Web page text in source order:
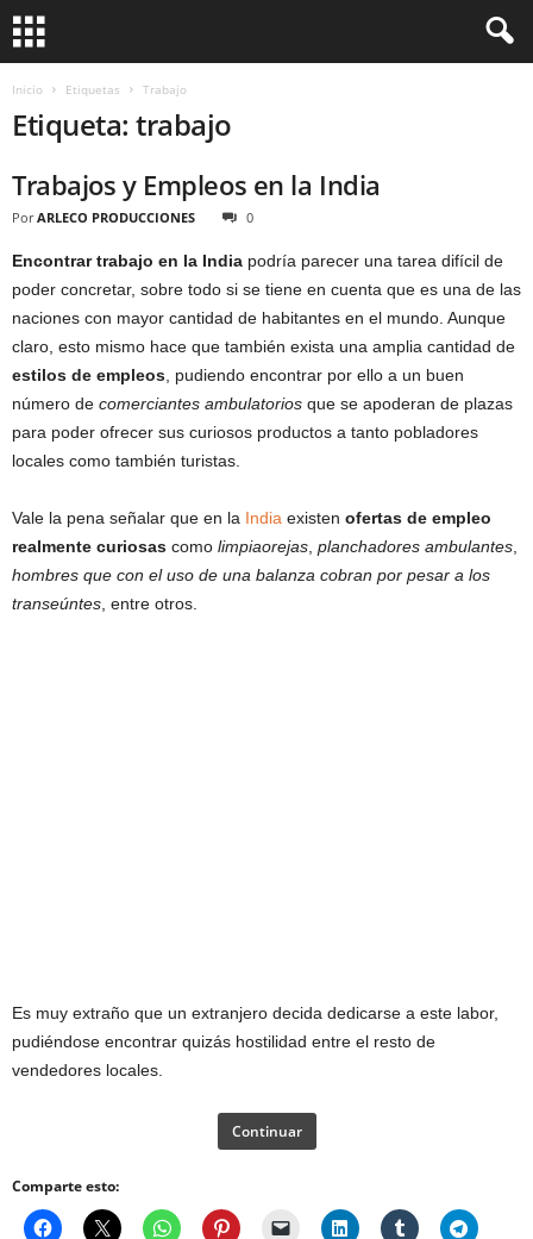
Inicio Etiquetas Trabajo
Etiqueta: trabajo
Trabajos y Empleos en la India
Por ARLECO PRODUCCIONES 0
Encontrar trabajo en la India podría parecer una tarea difícil de
poder concretar, sobre todo si se tiene en cuenta que es una de las
naciones con mayor cantidad de habitantes en el mundo. Aunque
claro, esto mismo hace que también exista una amplia cantidad de
estilos de empleos , pudiendo encontrar por ello a un buen
número de comerciantes ambulatorios que se apoderan de plazas
para poder ofrecer sus curiosos productos a tanto pobladores
locales como también turistas.
Vale la pena señalar que en la India existen ofertas de empleo
realmente curiosas como limpiaorejas planchadores ambulantes
hombres que con el uso de una balanza cobran por pesar a los
transeúntes , entre otros.
Es muy extraño que un extranjero decida dedicarse a este labor,
pudiéndose encontrar quizás hostilidad entre el resto de
vendedores locales.
Continuar
Comparte esto: